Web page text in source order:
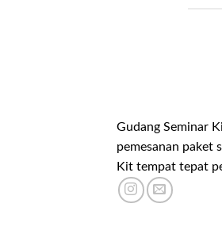
Gudang Seminar
pemesanan paket
Kit tempat tepat